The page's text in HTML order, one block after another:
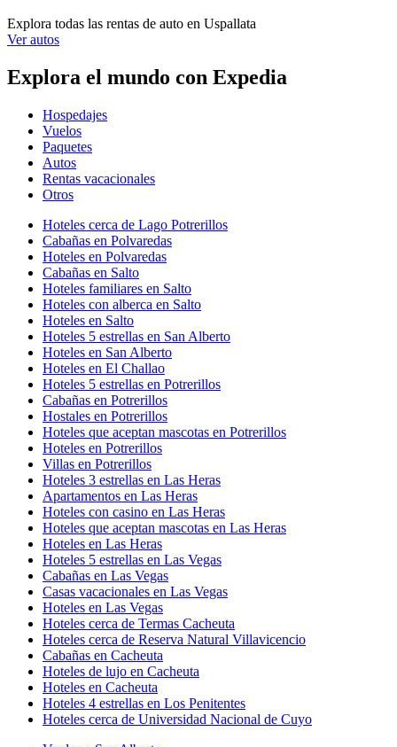
Explora todas las rentas de auto en Uspallata
Ver autos
Explora el mundo con Expedia
Hospedajes
Vuelos
Paquetes
Autos
Rentas vacacionales
Otros
Hoteles cerca de Lago Potrerillos
Cabañas en Polvaredas
Hoteles en Polvaredas
Cabañas en Salto
Hoteles familiares en Salto
Hoteles con alberca en Salto
Hoteles en Salto
Hoteles 5 estrellas en San Alberto
Hoteles en San Alberto
Hoteles en El Challao
Hoteles 5 estrellas en Potrerillos
Cabañas en Potrerillos
Hostales en Potrerillos
Hoteles que aceptan mascotas en Potrerillos
Hoteles en Potrerillos
Villas en Potrerillos
Hoteles 3 estrellas en Las Heras
Apartamentos en Las Heras
Hoteles con casino en Las Heras
Hoteles que aceptan mascotas en Las Heras
Hoteles en Las Heras
Hoteles 5 estrellas en Las Vegas
Cabañas en Las Vegas
Casas vacacionales en Las Vegas
Hoteles en Las Vegas
Hoteles cerca de Termas Cacheuta
Hoteles cerca de Reserva Natural Villavicencio
Cabañas en Cacheuta
Hoteles de lujo en Cacheuta
Hoteles en Cacheuta
Hoteles 4 estrellas en Los Penitentes
Hoteles cerca de Universidad Nacional de Cuyo